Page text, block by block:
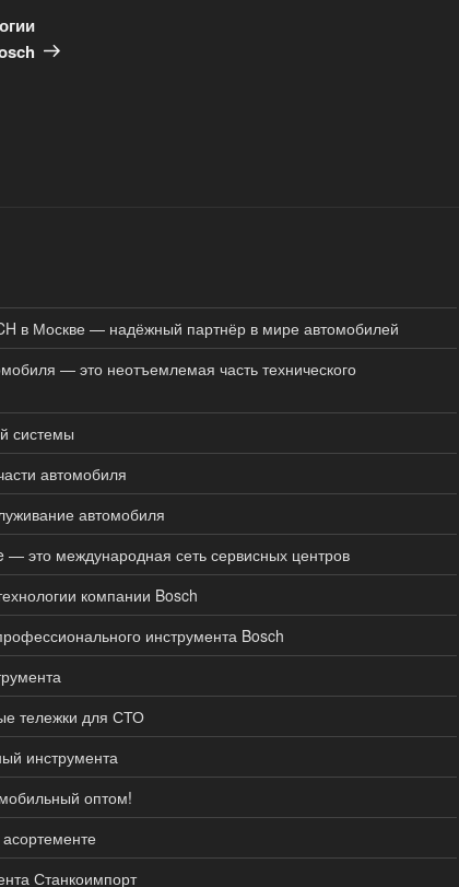
в Москве — надёжный партнёр в мире автомобилей
— это неотъемлемая часть технического
системы
автомобиля
автомобиля
— это международная сеть сервисных центров
компании Bosch
инструмента Bosch
тележки для СТО
инструмента
оптом!
Станкоимпорт